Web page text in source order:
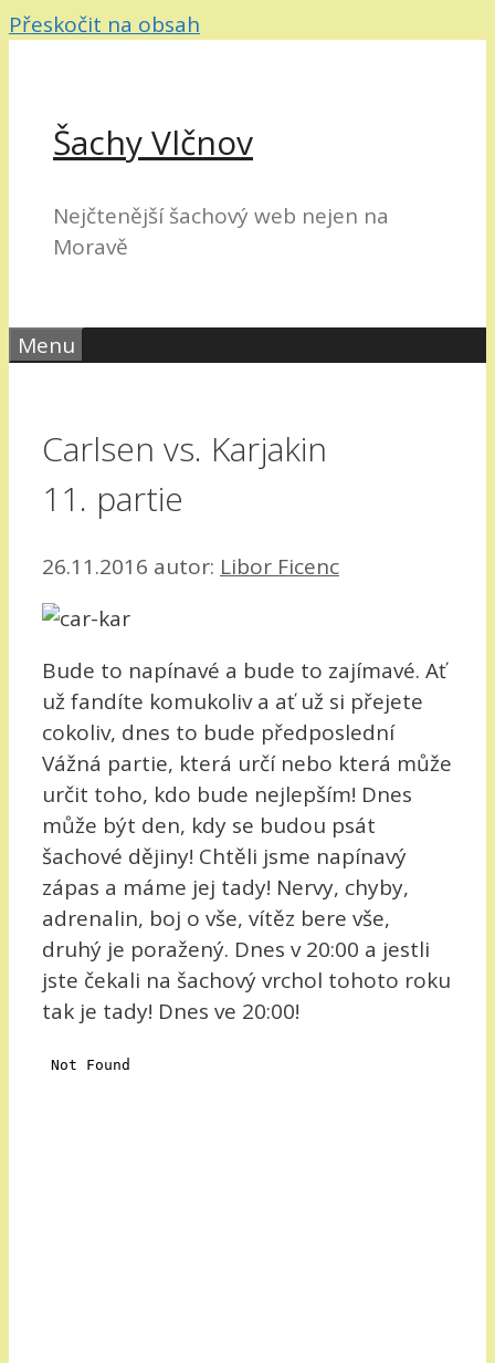
Přeskočit na obsah
Šachy Vlčnov
Nejčtenější šachový web nejen na
Moravě
Menu
Carlsen vs. Karjakin
11. partie
26.11.2016 autor: Libor Ficenc
Bude to napínavé a bude to zajímavé. Ať
už fandíte komukoliv a ať už si přejete
cokoliv, dnes to bude předposlední
Vážná partie, která určí nebo která může
určit toho, kdo bude nejlepším! Dnes
může být den, kdy se budou psát
šachové dějiny! Chtěli jsme napínavý
zápas a máme jej tady! Nervy, chyby,
adrenalin, boj o vše, vítěz bere vše,
druhý je poražený. Dnes v 20:00 a jestli
jste čekali na šachový vrchol tohoto roku
tak je tady! Dnes ve 20:00!